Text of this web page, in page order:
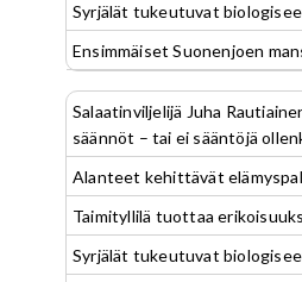
Syrjälät tukeutuvat
Ensimmäiset Suonenjoen
Salaatinviljelijä Juha
säännöt – tai ei sääntöjä
Alanteet kehittävät
Taimityllilä tuottaa
Syrjälät tukeutuvat